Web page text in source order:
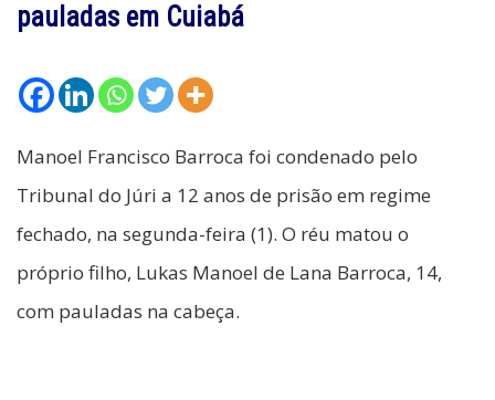
pauladas em Cuiabá
Manoel Francisco Barroca foi condenado pelo
Tribunal do Júri a 12 anos de prisão em regime
fechado, na segunda-feira (1). O réu matou o
próprio filho, Lukas Manoel de Lana Barroca, 14,
com pauladas na cabeça.